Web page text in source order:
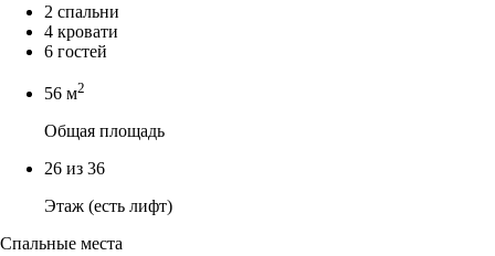
2 спальни
4 кровати
6 гостей
56 м2
Общая площадь
26 из 36
Этаж (есть лифт)
Спальные места